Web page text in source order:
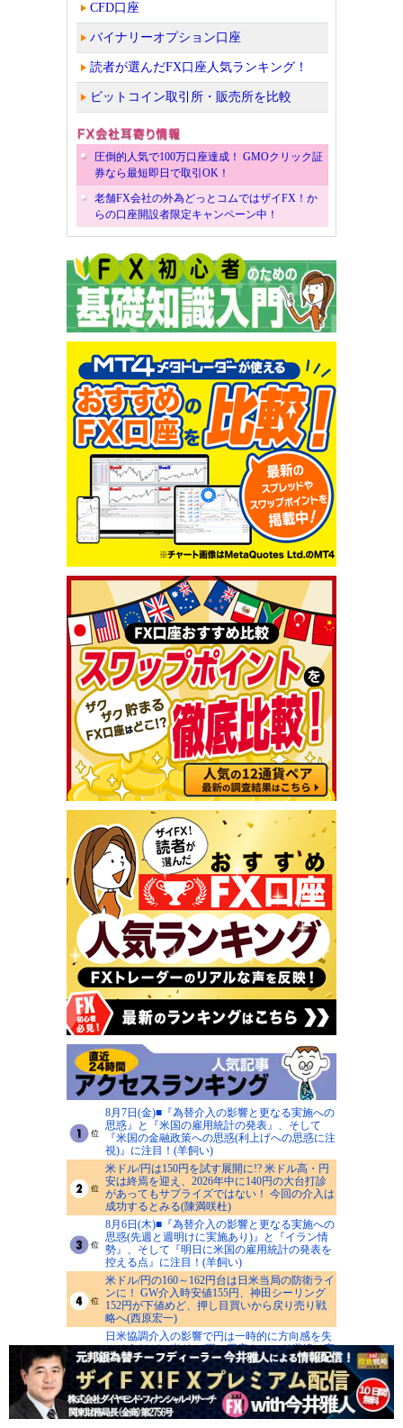
CFD口座
バイナリーオプション口座
読者が選んだFX口座人気ランキング！
ビットコイン取引所・販売所を比較
圧倒的人気で100万口座達成！ GMOクリック証
券なら最短即日で取引OK！
老舗FX会社の外為どっとコムではザイFX！か
らの口座開設者限定キャンペーン中！
8月7日(金)■『為替介入の影響と更なる実施への
思惑』と『米国の雇用統計の発表』、そして
『米国の金融政策への思惑(利上げへの思惑に注
視)』に注目！(羊飼い)
米ドル/円は150円を試す展開に!? 米ドル高・円
安は終焉を迎え、2026年中に140円の大台打診
があってもサプライズではない！ 今回の介入は
成功するとみる(陳満咲杜)
8月6日(木)■『為替介入の影響と更なる実施への
思惑(先週と週明けに実施あり)』と『イラン情
勢』、そして『明日に米国の雇用統計の発表を
控える点』に注目！(羊飼い)
米ドル/円の160～162円台は日米当局の防衛ライ
ンに！ GW介入時安値155円、神田シーリング
152円が下値めど、押し目買いから戻り売り戦
略へ(西原宏一)
日米協調介入の影響で円は一時的に方向感を失
いそうだが、米ドル/円の円安トレンド継続は変
えない！9月日銀会合がターニングポイントと
なるか？(今井雅人)
>>人気記事一覧を見る